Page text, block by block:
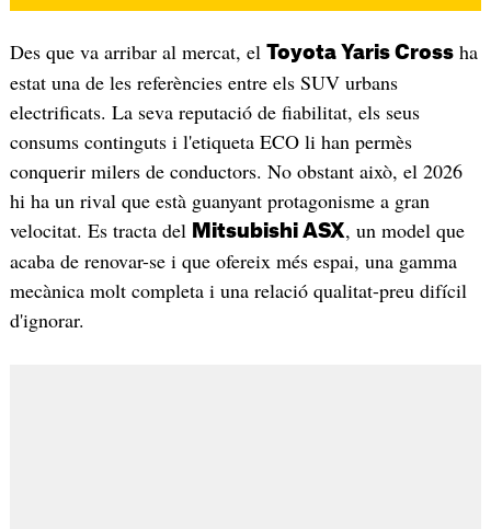
Des que va arribar al mercat, el Toyota Yaris Crossha
estat una de les referències entre els SUV urbans
electrificats. La seva reputació de fiabilitat, els seus
consums continguts i l'etiqueta ECO li han permès
conquerir milers de conductors. No obstant això, el 2026
hi ha un rival que està guanyant protagonisme a gran
velocitat. Es tracta del Mitsubishi ASX, un model que
acaba de renovar-se i que ofereix més espai, una gamma
mecànica molt completa i una relació qualitat-preu difícil
d'ignorar.